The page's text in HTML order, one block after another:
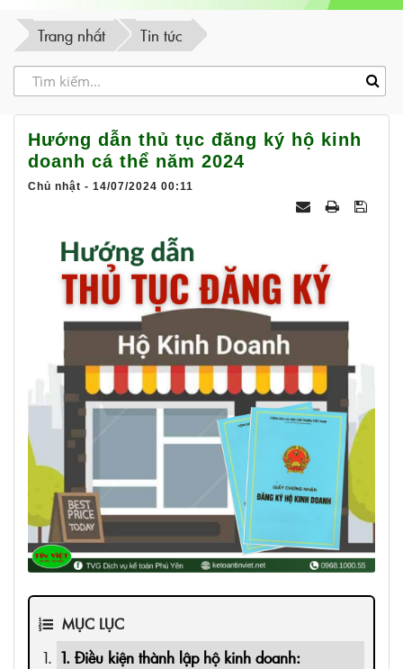
tạo
Việt
-
Trang nhất Tin tức
Hướng dẫn thủ tục đăng ký hộ kinh
doanh cá thể năm 2024
Chủ nhật - 14/07/2024 00:11
MỤC LỤC
1. Điều kiện thành lập hộ kinh doanh: